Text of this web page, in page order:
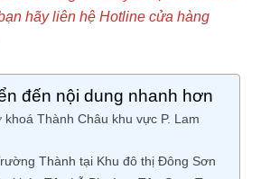
hãy liên hệ Hotline cửa hàng
đến nội dung nhanh hơn
Thành Châu khu vực P. Lam
Thành tại Khu đô thị Đông Sơn